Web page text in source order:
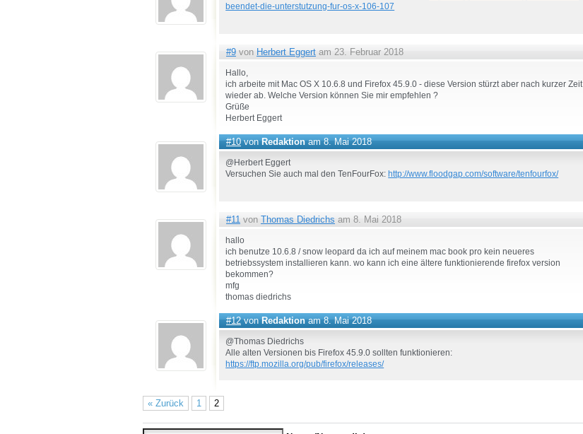
beendet-die-unterstutzung-fur-os-x-106-107
#9 von Herbert Eggert am 23. Februar 2018
Hallo,
ich arbeite mit Mac OS X 10.6.8 und Firefox 45.9.0 - diese Version stürzt aber nach kurzer Zeit
wieder ab. Welche Version können Sie mir empfehlen ?
Grüße
Herbert Eggert
#10vonRedaktionam 8. Mai 2018
@Herbert Eggert
Versuchen Sie auch mal den TenFourFox: http://www.floodgap.com/software/tenfourfox/
#11 von Thomas Diedrichs am 8. Mai 2018
hallo
ich benutze 10.6.8 / snow leopard da ich auf meinem mac book pro kein neueres
betriebssystem installieren kann. wo kann ich eine ältere funktionierende firefox version
bekommen?
mfg
thomas diedrichs
#12vonRedaktionam 8. Mai 2018
@Thomas Diedrichs
Alle alten Versionen bis Firefox 45.9.0 sollten funktionieren:
https://ftp.mozilla.org/pub/firefox/releases/
« Zurück 1 2